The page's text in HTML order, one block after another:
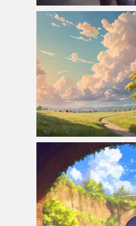
仙侠凌仙 紫色长卷发美女 古
田园小屋风景 4k壁纸